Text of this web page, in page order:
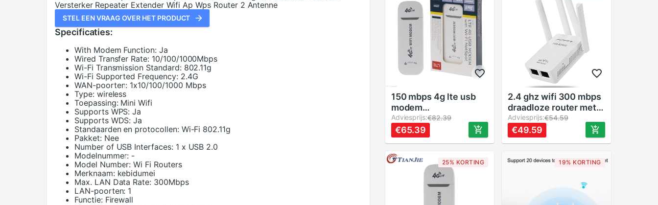
Versterker Repeater Extender Wifi Ap Wps Router 2 Antenne
STEL EEN VRAAG OVER HET PRODUCT
Specificaties:
With Modem Function: Ja
Wired Transfer Rate: 10/100/1000Mbps
Wi-Fi Transmission Standard: 802.11g
Wi-Fi Supported Frequency: 2.4G
WAN-poorten: 1x10/100/1000 Mbps
Type: wireless
Toepassing: Mini Wifi
Supports WPS: Ja
Supports WDS: Ja
Standaarden en protocollen: Wi-Fi 802.11g
Pakket: Nee
Number of USB Interfaces: 1 x USB 2.0
Modelnummer: -
Model Number: Wi Fi Routers
Merknaam: kebidumei
Max. LAN Data Rate: 300Mbps
LAN-poorten: 1
Functie: Firewall
150 mbps 4g lte usb
modem
netwerkadapter met
wifi hotspot simkaart
4g draadloze router
mac 10.4 ios
Adviesprijs:€82.39
€65.39
2.4 ghz wifi 300 mbps
draadloze router met
hoge versterking
antennes repeater
booster extender
rj45 2 poorten lange
Adviesprijs:€54.59
€49.59
25% KORTING 19% KORTING